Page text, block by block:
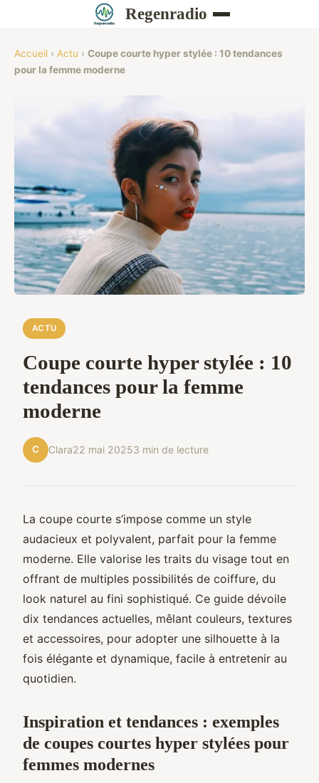
Regenradio
Accueil › Actu › Coupe courte hyper stylée : 10 tendances
pour la femme moderne
ACTU
Coupe courte hyper stylée : 10
tendances pour la femme
moderne
C Clara22 mai 20253 min de lecture
La coupe courte s’impose comme un style
audacieux et polyvalent, parfait pour la femme
moderne. Elle valorise les traits du visage tout en
offrant de multiples possibilités de coiffure, du
look naturel au fini sophistiqué. Ce guide dévoile
dix tendances actuelles, mêlant couleurs, textures
et accessoires, pour adopter une silhouette à la
fois élégante et dynamique, facile à entretenir au
quotidien.
Inspiration et tendances : exemples
de coupes courtes hyper stylées pour
femmes modernes